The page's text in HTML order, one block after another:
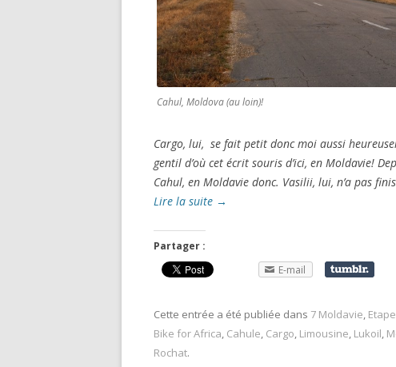
Cahul, Moldova (au loin)!
Cargo, lui, se fait petit donc moi aussi
gentil d’où cet écrit souris d’ici, en Moldavie!
Cahul, en Moldavie donc. Vasilii, lui, n’a pas
Lire la suite →
Partager :
E-mail
Cette entrée a été publiée dans 7 Moldavie,
Bike for Africa, Cahule, Cargo, Limousine, Lukoil,
Rochat.